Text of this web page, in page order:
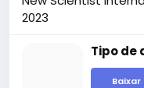
2023
Tipo de
Baixar